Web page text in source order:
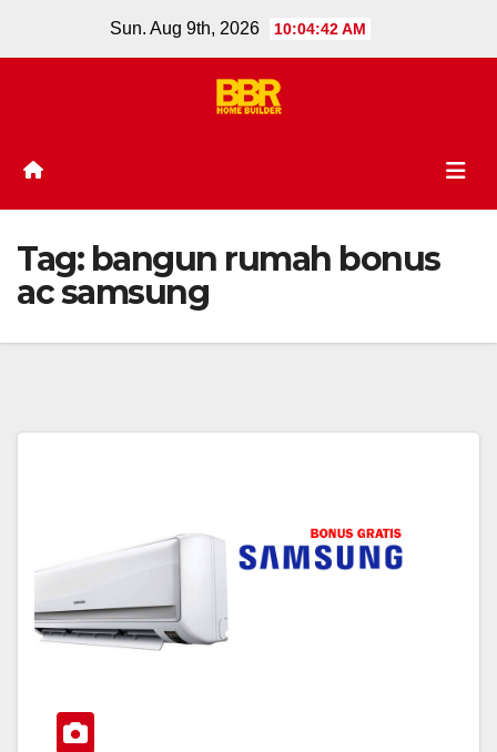
Sun. Aug 9th, 2026 10:04:42 AM
Tag: bangun rumah bonus
ac samsung